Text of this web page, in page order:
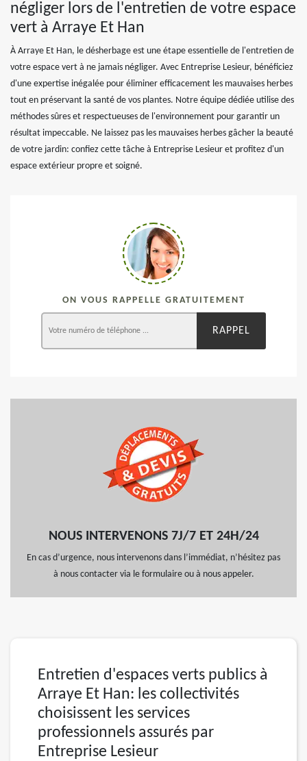
négliger lors de l'entretien de votre espace
vert à Arraye Et Han
À Arraye Et Han, le désherbage est une étape essentielle de l'entretien de
votre espace vert à ne jamais négliger. Avec Entreprise Lesieur, bénéficiez
d'une expertise inégalée pour éliminer efficacement les mauvaises herbes
tout en préservant la santé de vos plantes. Notre équipe dédiée utilise des
méthodes sûres et respectueuses de l'environnement pour garantir un
résultat impeccable. Ne laissez pas les mauvaises herbes gâcher la beauté
de votre jardin: confiez cette tâche à Entreprise Lesieur et profitez d'un
espace extérieur propre et soigné.
ON VOUS RAPPELLE GRATUITEMENT
NOUS INTERVENONS 7J/7 ET 24H/24
En cas d’urgence, nous intervenons dans l’immédiat, n’hésitez pas
à nous contacter via le formulaire ou à nous appeler.
Entretien d'espaces verts publics à
Arraye Et Han: les collectivités
choisissent les services
professionnels assurés par
Entreprise Lesieur